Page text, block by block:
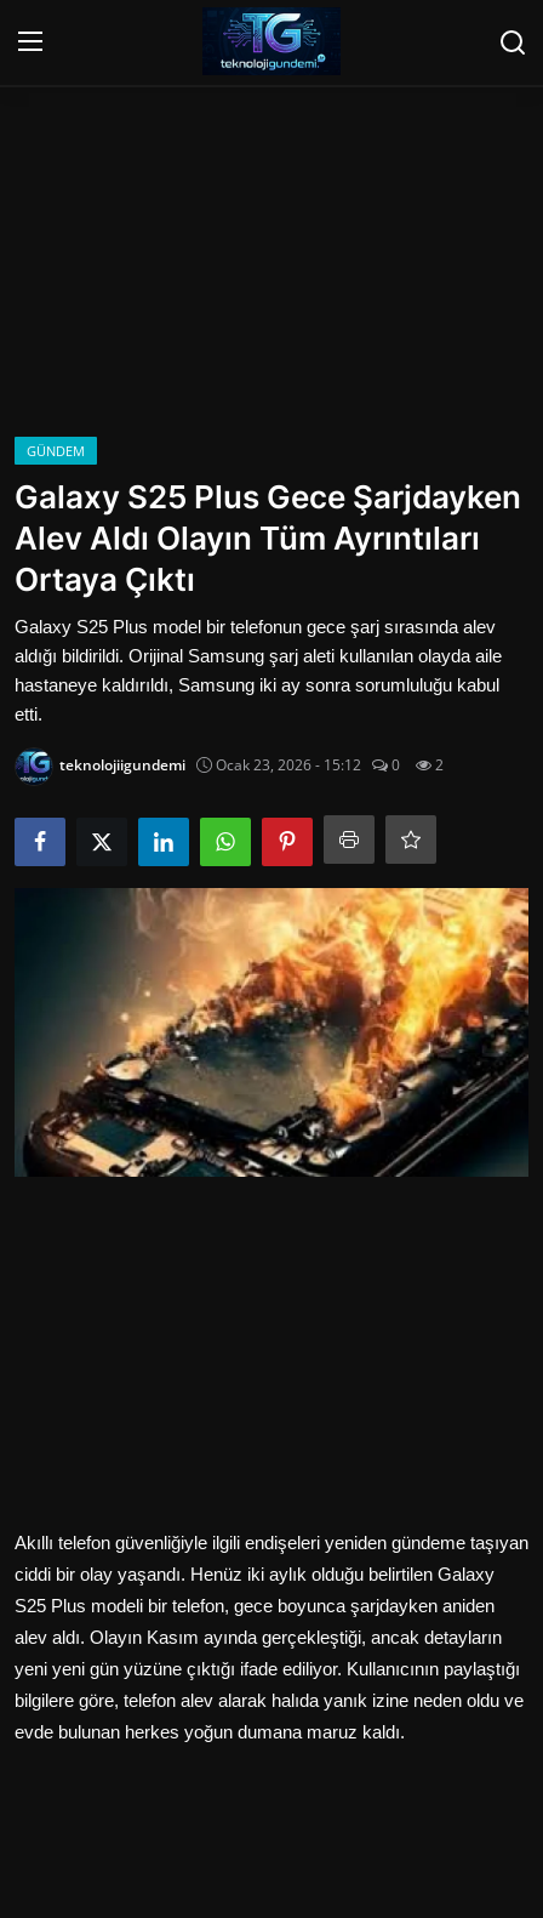
Yapay Zeka
Yazılım
Oyun
İletisim
Aktüeller
Otomotiv Teknolojileri
GÜNDEM
Galaxy S25 Plus Gece Şarjdayken
Alev Aldı Olayın Tüm Ayrıntıları
Ortaya Çıktı
Galaxy S25 Plus model bir telefonun gece şarj sırasında alev
aldığı bildirildi. Orijinal Samsung şarj aleti kullanılan olayda aile
hastaneye kaldırıldı, Samsung iki ay sonra sorumluluğu kabul
etti.
teknolojiigundemi Ocak 23, 2026 - 15:12 0 2
Akıllı telefon güvenliğiyle ilgili endişeleri yeniden gündeme taşıyan
ciddi bir olay yaşandı. Henüz iki aylık olduğu belirtilen Galaxy
S25 Plus modeli bir telefon, gece boyunca şarjdayken aniden
alev aldı. Olayın Kasım ayında gerçekleştiği, ancak detayların
yeni yeni gün yüzüne çıktığı ifade ediliyor. Kullanıcının paylaştığı
bilgilere göre, telefon alev alarak halıda yanık izine neden oldu ve
evde bulunan herkes yoğun dumana maruz kaldı.